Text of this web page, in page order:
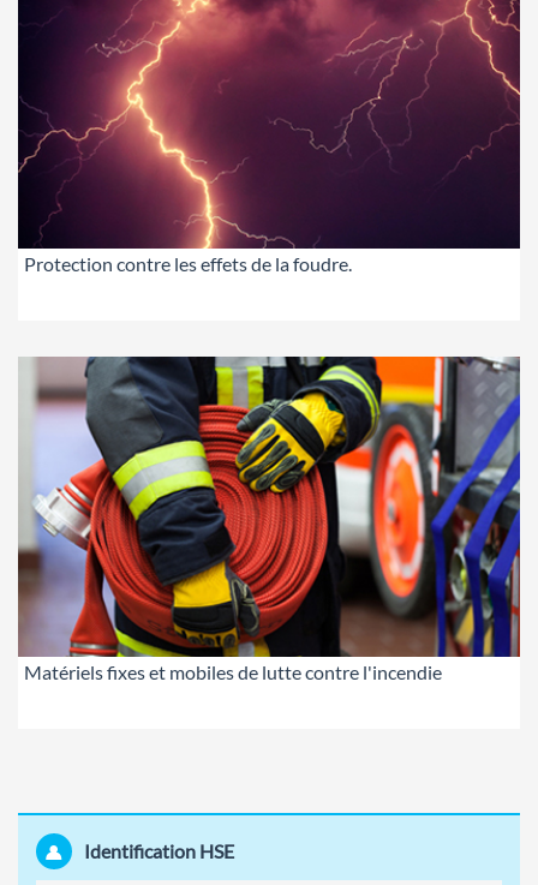
Protection contre les effets de la foudre.
Matériels fixes et mobiles de lutte contre l'incendie
Identification HSE